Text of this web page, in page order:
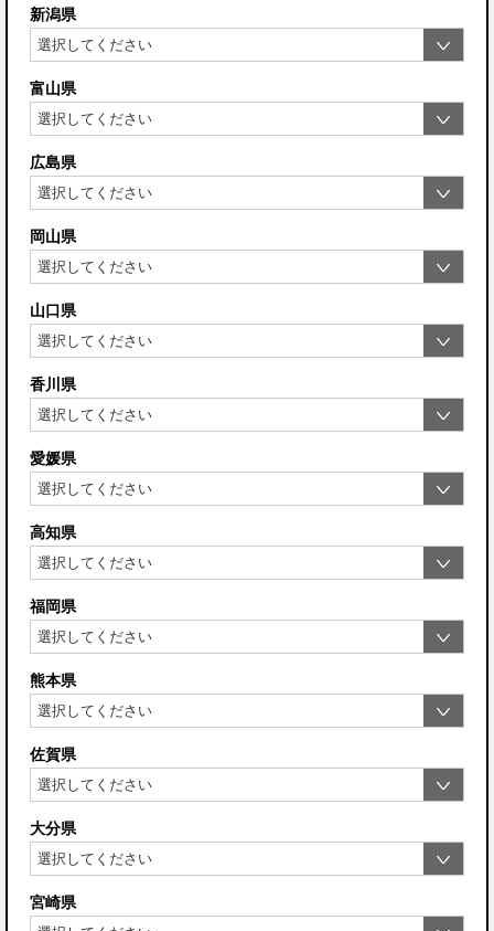
新潟県
富山県
広島県
岡山県
山口県
香川県
愛媛県
高知県
福岡県
熊本県
佐賀県
大分県
宮崎県